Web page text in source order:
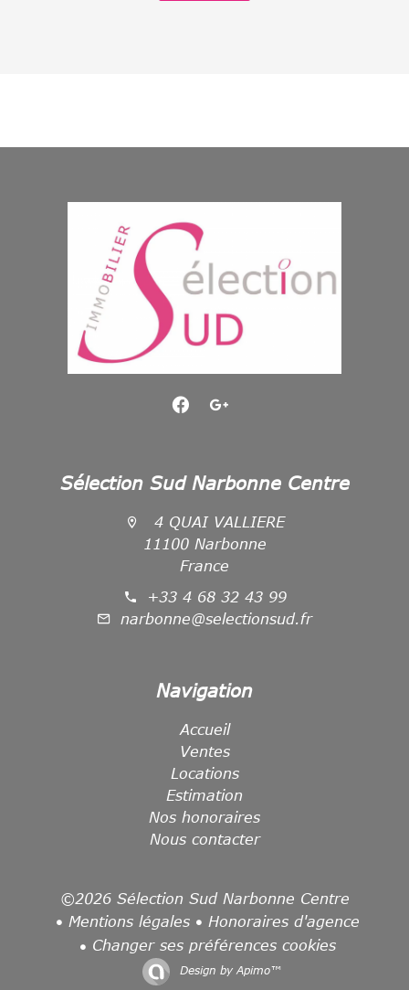
Sélection Sud Narbonne Centre
4 QUAI VALLIERE
11100 Narbonne
France
+33 4 68 32 43 99
narbonne@selectionsud.fr
Navigation
Accueil
Ventes
Locations
Estimation
Nos honoraires
Nous contacter
©2026 Sélection Sud Narbonne Centre
Mentions légales
Honoraires d'agence
Changer ses préférences cookies
Design by Apimo™